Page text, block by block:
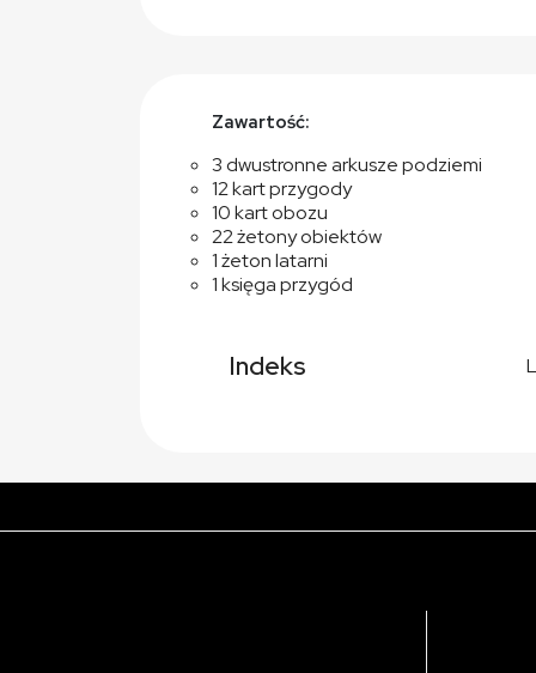
Zawartość:
3 dwustronne arkusze podziemi
12 kart przygody
10 kart obozu
22 żetony obiektów
1 żeton latarni
1 księga przygód
Indeks